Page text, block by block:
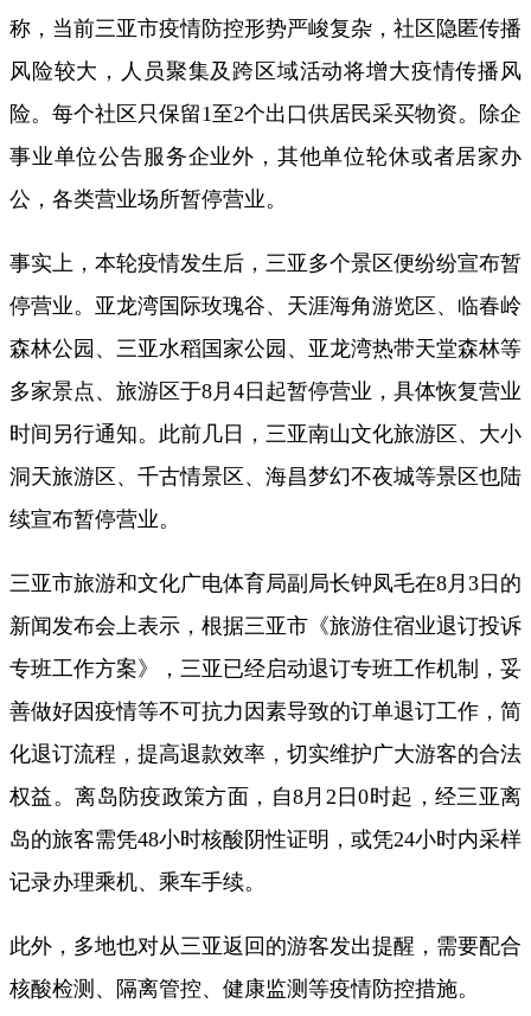
称，当前三亚市疫情防控形势严峻复杂，社区隐匿传播
风险较大，人员聚集及跨区域活动将增大疫情传播风
险。每个社区只保留1至2个出口供居民采买物资。除企
事业单位公告服务企业外，其他单位轮休或者居家办
公，各类营业场所暂停营业。
事实上，本轮疫情发生后，三亚多个景区便纷纷宣布暂
停营业。亚龙湾国际玫瑰谷、天涯海角游览区、临春岭
森林公园、三亚水稻国家公园、亚龙湾热带天堂森林等
多家景点、旅游区于8月4日起暂停营业，具体恢复营业
时间另行通知。此前几日，三亚南山文化旅游区、大小
洞天旅游区、千古情景区、海昌梦幻不夜城等景区也陆
续宣布暂停营业。
三亚市旅游和文化广电体育局副局长钟凤毛在8月3日的
新闻发布会上表示，根据三亚市《旅游住宿业退订投诉
专班工作方案》，三亚已经启动退订专班工作机制，妥
善做好因疫情等不可抗力因素导致的订单退订工作，简
化退订流程，提高退款效率，切实维护广大游客的合法
权益。离岛防疫政策方面，自8月2日0时起，经三亚离
岛的旅客需凭48小时核酸阴性证明，或凭24小时内采样
记录办理乘机、乘车手续。
此外，多地也对从三亚返回的游客发出提醒，需要配合
核酸检测、隔离管控、健康监测等疫情防控措施。